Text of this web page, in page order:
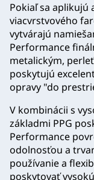
Pokiaľ sa aplikujú
viacvrstvového
vytvárajú
Performance
metalickým,
poskytujú
opravy "do
V kombinácii s
základmi PPG
Performance
odolnosťou a
používanie a
poskytovať